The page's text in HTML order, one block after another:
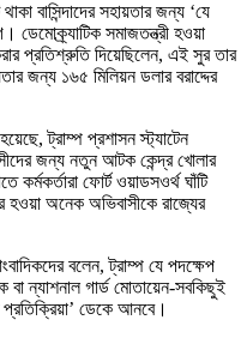
বাসিন্দাদের সহায়তার জন্য ‘যে
ডেমোক্র্যাটিক সমাজতন্ত্রী হওয়া
প্রতিশ্রুতি দিয়েছিলেন, এই সুর তার
জন্য ১৬৫ মিলিয়ন ডলার বরাদ্দের
ট্রাম্প প্রশাসন স্ট্যাটেন
জন্য নতুন আটক কেন্দ্র খোলার
কর্মকর্তারা ফোর্ট ওয়াডসওর্থ ঘাঁটি
হওয়া অনেক অভিবাসীকে রাজ্যের
বলেন, ট্রাম্প যে পদক্ষেপ
ন্যাশনাল গার্ড মোতায়েন-সবকিছুই
প্রতিক্রিয়া’ ডেকে আনবে।